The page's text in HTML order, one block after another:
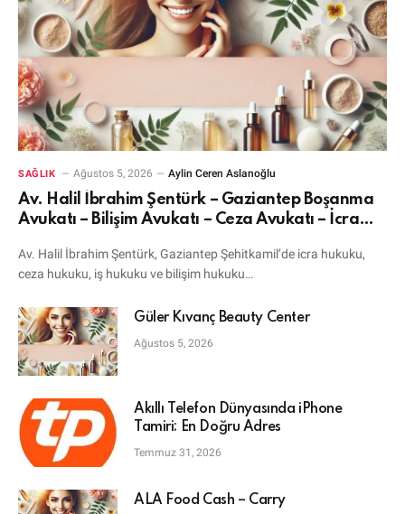
SAĞLIK Ağustos 5, 2026 Aylin Ceren Aslanoğlu
Av. Halil İbrahim Şentürk – Gaziantep Boşanma
Avukatı – Bilişim Avukatı – Ceza Avukatı – İcra
Av. Halil İbrahim Şentürk, Gaziantep Şehitkamil’de icra hukuku,
ceza hukuku, iş hukuku ve bilişim hukuku…
Güler Kıvanç Beauty Center
Ağustos 5, 2026
Akıllı Telefon Dünyasında iPhone
Tamiri: En Doğru Adres
Temmuz 31, 2026
ALA Food Cash – Carry